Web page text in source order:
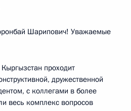
Шарипович! Уважаемые
проходит
дружественной
с коллегами в более
весь комплекс вопросов